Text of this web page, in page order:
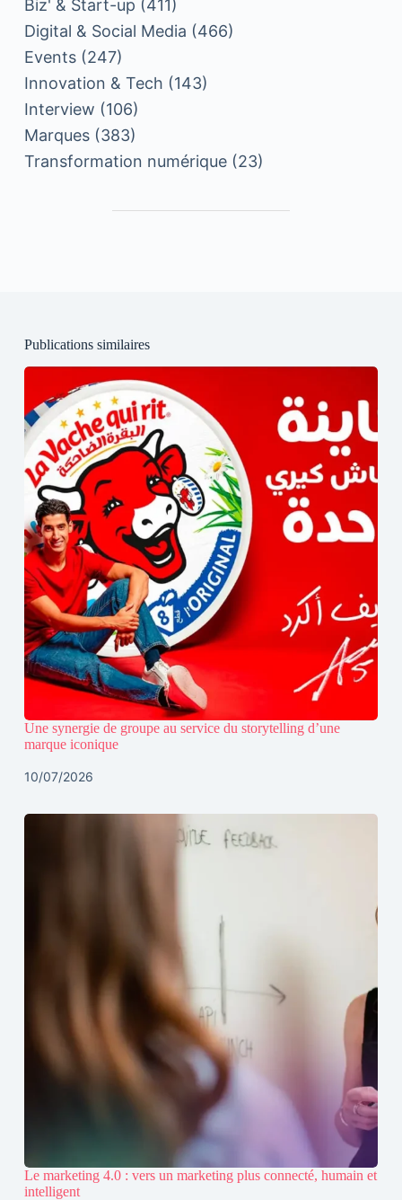
Biz' & Start-up (411)
Digital & Social Media (466)
Events(247)
Innovation & Tech (143)
Interview (106)
Marques(383)
Transformation numérique(23)
Publications similaires
Une synergie de groupe au service du storytelling d’une
marque iconique
10/07/2026
Le marketing 4.0 : vers un marketing plus connecté, humain et
intelligent